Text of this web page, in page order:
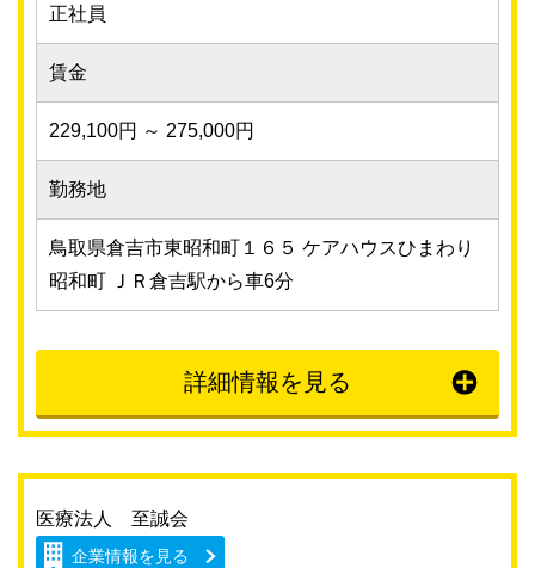
正社員
賃金
229,100円 ～ 275,000円
勤務地
鳥取県倉吉市東昭和町１６５ ケアハウスひまわり
昭和町 ＪＲ倉吉駅から車6分
詳細情報を見る
企業情報を見る
医療法人 至誠会